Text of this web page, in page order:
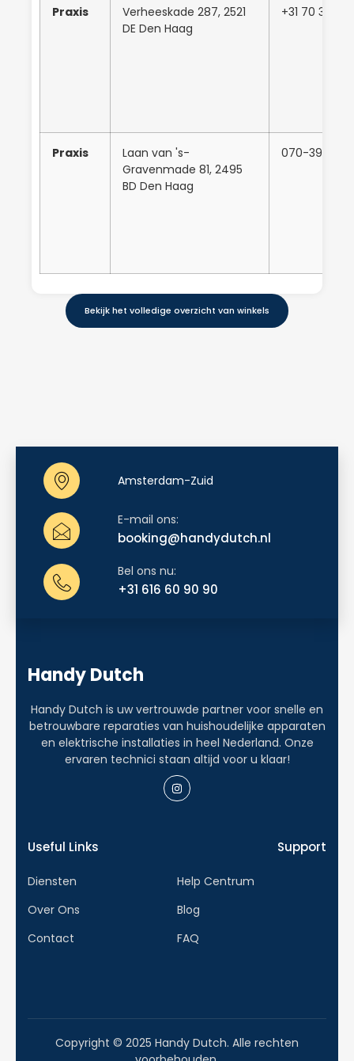
Praxis
Verheeskade 287, 2521
DE Den Haag
+31 70 381
Praxis
Laan van 's-
Gravenmade 81, 2495
BD Den Haag
070-
Bekijk het volledige overzicht van winkels
Amsterdam-Zuid
E-mail ons:
booking@handydutch.nl
Bel ons nu:
+31 616 60 90 90
Handy Dutch
Handy Dutch is uw vertrouwde partner voor snelle en
betrouwbare reparaties van huishoudelijke apparaten
en elektrische installaties in heel Nederland. Onze
ervaren technici staan altijd voor u klaar!
Useful Links
Diensten
Over Ons
Contact
Support
Help Centrum
Blog
FAQ
Copyright © 2025 Handy Dutch. Alle rechten